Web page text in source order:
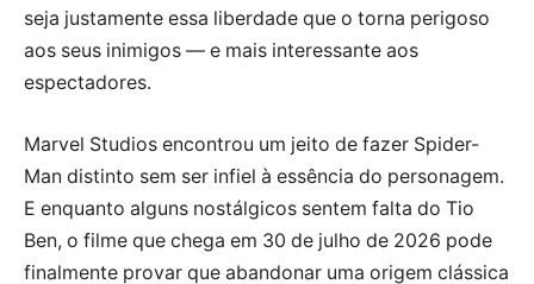
seja justamente essa liberdade que o torna perigoso
aos seus inimigos — e mais interessante aos
espectadores.
Marvel Studios encontrou um jeito de fazer Spider-
Man distinto sem ser infiel à essência do personagem.
E enquanto alguns nostálgicos sentem falta do Tio
Ben, o filme que chega em 30 de julho de 2026 pode
finalmente provar que abandonar uma origem clássica